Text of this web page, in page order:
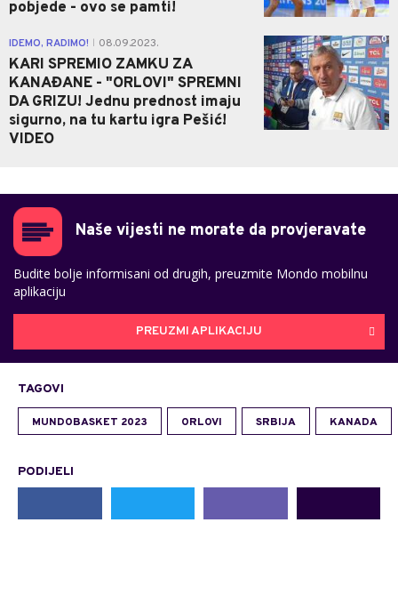
pobjede - ovo se pamti!
IDEMO, RADIMO! 08.09.2023.
KARI SPREMIO ZAMKU ZA
KANAĐANE - "ORLOVI" SPREMNI
DA GRIZU! Jednu prednost imaju
sigurno, na tu kartu igra Pešić!
VIDEO
0
Naše vijesti ne morate da provjeravate
Budite bolje informisani od drugih, preuzmite Mondo mobilnu
aplikaciju
PREUZMI APLIKACIJU
TAGOVI
MUNDOBASKET 2023 ORLOVI SRBIJA KANADA
PODIJELI